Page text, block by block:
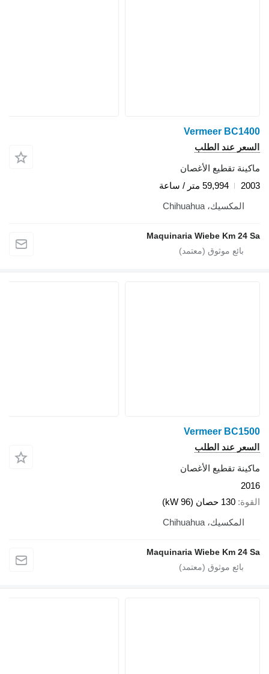
Vermeer
عند الطلب
تقطيع الأغصان
59,994 متر / ساعة
المكسيك، Chihuahua
Maquinaria Wiebe Km 24
Vermeer
عند الطلب
تقطيع الأغصان
130 حصان (96 kW)
المكسيك، Chihuahua
Maquinaria Wiebe Km 24